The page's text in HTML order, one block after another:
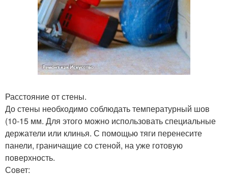
Расстояние от стены.
До стены необходимо соблюдать температурный шов
(10-15 мм. Для этого можно использовать специальные
держатели или клинья. С помощью тяги перенесите
панели, граничащие со стеной, на уже готовую
поверхность.
Совет: